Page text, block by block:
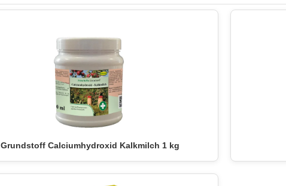
Grundstoff Calciumhydroxid Kalkmilch 1 kg